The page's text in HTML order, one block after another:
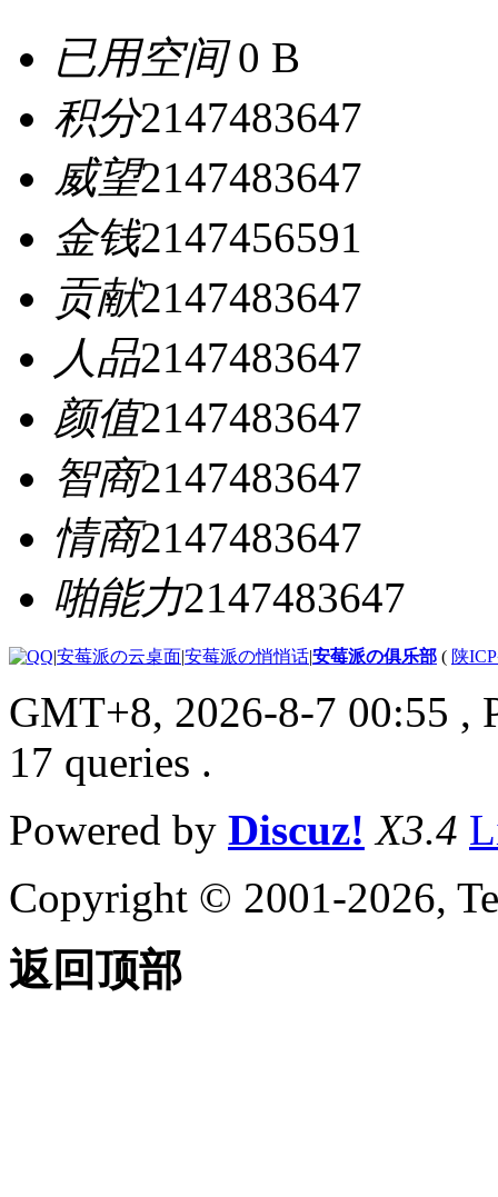
已用空间0 B
积分2147483647
威望2147483647
金钱2147456591
贡献2147483647
人品2147483647
颜值2147483647
智商2147483647
情商2147483647
啪能力2147483647
|安莓派の云桌面|安莓派の悄悄话|安莓派の俱乐部 ( 陕
GMT+8, 2026-8-7 00:55 ,
17 queries .
Powered by Discuz! X3.4
Copyright © 2001-2026,
返回顶部